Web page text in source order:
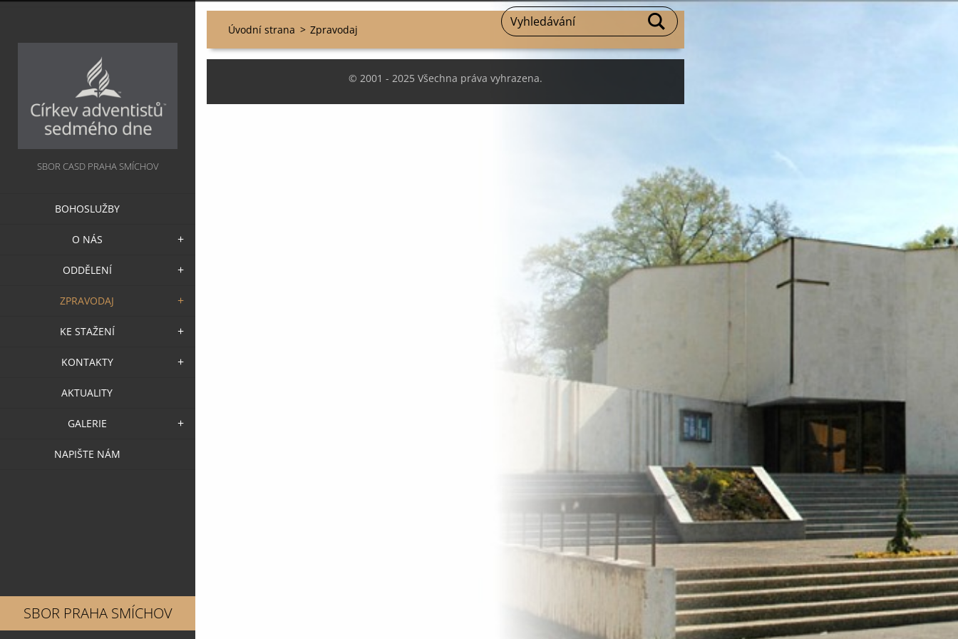
SBOR CASD PRAHA SMÍCHOV
BOHOSLUŽBY
O NÁS
ODDĚLENÍ
ZPRAVODAJ
KE STAŽENÍ
KONTAKTY
AKTUALITY
GALERIE
NAPIŠTE NÁM
SBOR PRAHA SMÍCHOV
Úvodní strana > Zpravodaj
© 2001 - 2025 Všechna práva vyhrazena.